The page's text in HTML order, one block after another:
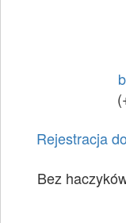
Rejestracja
Bez